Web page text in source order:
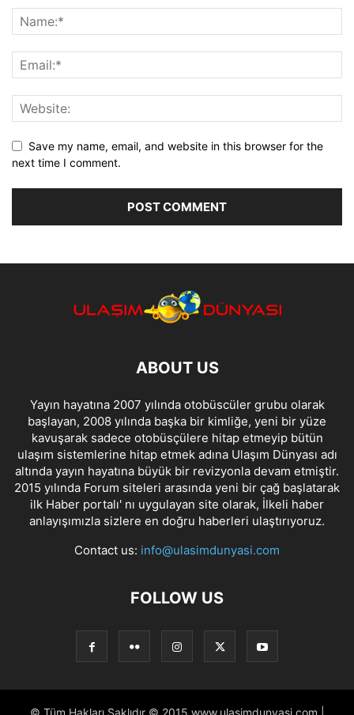
Save my name, email, and website in this browser for the
next time I comment.
ABOUT US
Yayın hayatına 2007 yılında otobüscüler grubu olarak
başlayan, 2008 yılında başka bir kimliğe, yeni bir yüze
kavuşarak sadece otobüsçülere hitap etmeyip bütün
ulaşım sistemlerine hitap etmek adına Ulaşım Dünyası adı
altında yayın hayatına büyük bir revizyonla devam etmiştir.
2015 yılında Forum siteleri arasında yeni bir çağ başlatarak
ilk Haber portalı' nı uygulayan site olarak, İlkeli haber
anlayışımızla sizlere en doğru haberleri ulaştırıyoruz.
Contact us: info@ulasimdunyasi.com
FOLLOW US